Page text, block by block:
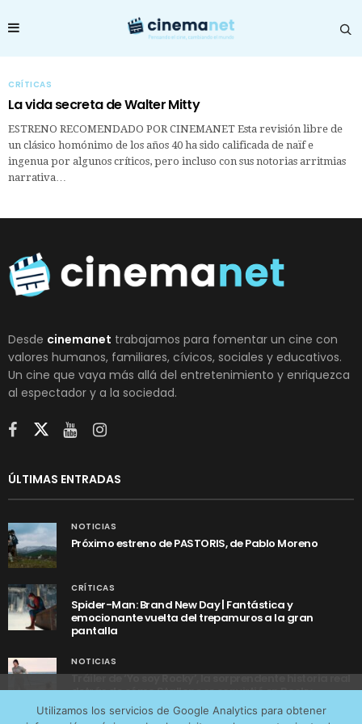
CRÍTICAS
La vida secreta de Walter Mitty
ESTRENO RECOMENDADO POR CINEMANET Esta revisión libre de
un clásico homónimo de los años 40 ha sido calificada de naïf e
ingenua por algunos críticos, pero incluso con sus notorias arritmias
narrativa…
Desde cinemanet trabajamos para fomentar un cine con
valores humanos, familiares, cívicos, sociales y educativos.
Un cine que vaya más allá del entretenimiento y enriquezca
al espectador y a la sociedad.
ÚLTIMAS ENTRADAS
NOTICIAS
Próximo estreno de PASTORIS, de Pablo Moreno
CRÍTICAS
Spider-Man: Brand New Day | Fantástica y
emocionante vuelta del trepamuros a la gran
pantalla
NOTICIAS
Tráiler de ‘Yo soy Rocky’, la sorprendente historia real
detrás de cómo Stallone se convirtió en Rocky
Utilizamos los servicios de Google Analytics para obtener
tráfico web que recibimos y conocer los servicios que